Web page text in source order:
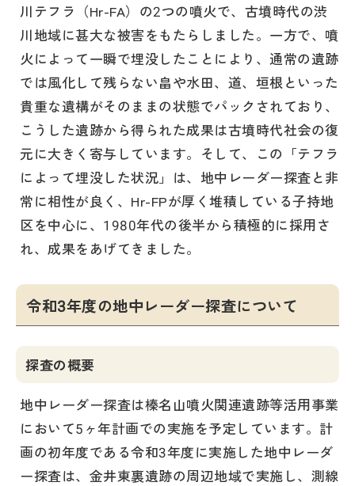
川テフラ（Hr-FA）の2つの噴火で、古墳時代の渋
川地域に甚大な被害をもたらしました。一方で、噴
火によって一瞬で埋没したことにより、通常の遺跡
では風化して残らない畠や水田、道、垣根といった
貴重な遺構がそのままの状態でパックされており、
こうした遺跡から得られた成果は古墳時代社会の復
元に大きく寄与しています。そして、この「テフラ
によって埋没した状況」は、地中レーダー探査と非
常に相性が良く、Hr-FPが厚く堆積している子持地
区を中心に、1980年代の後半から積極的に採用さ
れ、成果をあげてきました。
令和3年度の地中レーダー探査について
探査の概要
地中レーダー探査は榛名山噴火関連遺跡等活用事業
において5ヶ年計画での実施を予定しています。計
画の初年度である令和3年度に実施した地中レーダ
ー探査は、金井東裏遺跡の周辺地域で実施し、測線